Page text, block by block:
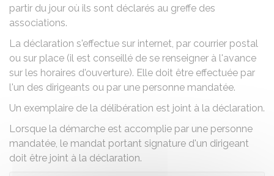
partir du jour où ils sont déclarés au greffe des
associations.
La déclaration s'effectue sur internet, par courrier postal
ou sur place (il est conseillé de se renseigner à l'avance
sur les horaires d'ouverture). Elle doit être effectuée par
l'un des dirigeants ou par une personne mandatée.
Un exemplaire de la délibération est joint à la déclaration.
Lorsque la démarche est accomplie par une personne
mandatée, le mandat portant signature d'un dirigeant
doit être joint à la déclaration.